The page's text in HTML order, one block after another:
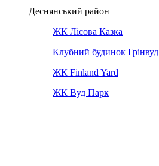
Деснянський район
ЖК Лісова Казка
Клубний будинок Грінвуд
ЖК Finland Yard
ЖК Вуд Парк